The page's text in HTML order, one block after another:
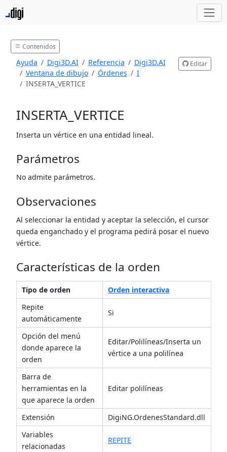
Contenidos
Ayuda Digi3D.AI Referencia
Digi3D.AI
Ventana de dibujo
Órdenes
I
INSERTA_VERTICE
Editar
INSERTA_VERTICE
Inserta un vértice en una entidad lineal.
Parámetros
No admite parámetros.
Observaciones
Al seleccionar la entidad y aceptar la selección, el cursor
queda enganchado y el programa pedirá posar el nuevo
vértice.
Características de la orden
Tipo de orden
Orden interactiva
Repite
automáticamente
Si
Opción del menú
donde aparece la
orden
Editar/Polilíneas/Inserta un
vértice a una polilínea
Barra de
herramientas en la
que aparece la orden
Editar polilíneas
Extensión
DigiNG.OrdenesStandard.dll
Variables
relacionadas
REPITE